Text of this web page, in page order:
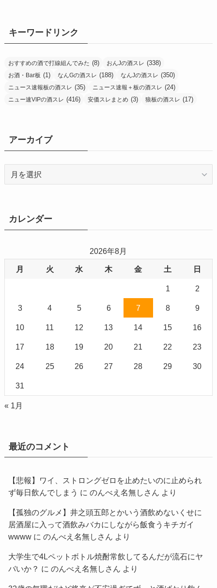
ーキーワードリンク
おすすめの酒で打線組んでみた (8) おんJの酒スレ (338)
お酒・Bar板 (1) なんGの酒スレ (188) なんJの酒スレ (350)
ニュース速報板の酒スレ (35) ニュース速報＋板の酒スレ (24)
ニュー速VIPの酒スレ (416) 安価スレまとめ (3) 狼板の酒スレ (17)
アーカイブ
ブカレンダー
2026年8月
月 火 水 木 金 土 日
1 2
3 4 5 6 7 8 9
10 11 12 13 14 15 16
17 18 19 20 21 22 23
24 25 26 27 28 29 30
31
« 1月
最近のコメント
【悲報】ワイ、ストロングゼロを止めたいのに止められ
ず毎日飲んでしまう に のんべえ名無しさん より
【孤独のグルメ】井之頭五郎とかいう酒飲めないくせに
居酒屋に入って酒飲みバカにしながら飯食うキチガイ
wwwwに のんべえ名無しさん より
大学生で4Lペットボトル焼酎常飲してるんだが流石にヤ
バいか？ に のんべえ名無しさん より